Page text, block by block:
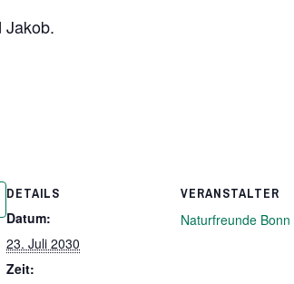
Jakob.
DETAILS
Datum:
23. Juli 2030
Zeit:
VERANSTALTER
Naturfreunde Bonn